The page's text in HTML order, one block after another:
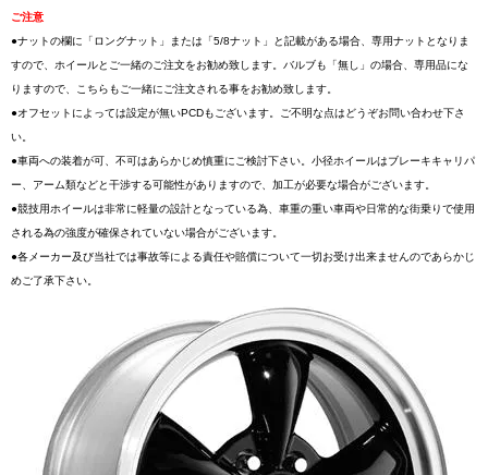
ご注意
●ナットの欄に「ロングナット」または「5/8ナット」と記載がある場合、専用ナットとなりま
すので、ホイールとご一緒のご注文をお勧め致します。バルブも「無し」の場合、専用品にな
りますので、こちらもご一緒にご注文される事をお勧め致します。
●オフセットによっては設定が無いPCDもございます。ご不明な点はどうぞお問い合わせ下さ
い。
●車両への装着が可、不可はあらかじめ慎重にご検討下さい。小径ホイールはブレーキキャリパ
ー、アーム類などと干渉する可能性がありますので、加工が必要な場合がございます。
●競技用ホイールは非常に軽量の設計となっている為、車重の重い車両や日常的な街乗りで使用
される為の強度が確保されていない場合がございます。
●各メーカー及び当社では事故等による責任や賠償について一切お受け出来ませんのであらかじ
めご了承下さい。